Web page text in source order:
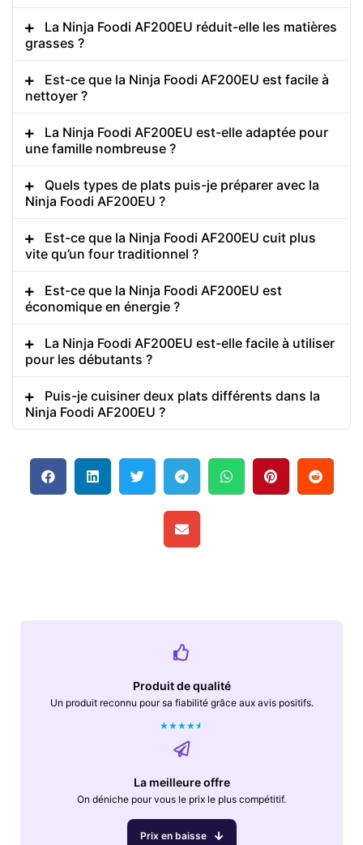
La Ninja Foodi AF200EU réduit-elle les matières
grasses ?
Est-ce que la Ninja Foodi AF200EU est facile à
nettoyer ?
La Ninja Foodi AF200EU est-elle adaptée pour
une famille nombreuse ?
Quels types de plats puis-je préparer avec la
Ninja Foodi AF200EU ?
Est-ce que la Ninja Foodi AF200EU cuit plus
vite qu’un four traditionnel ?
Est-ce que la Ninja Foodi AF200EU est
économique en énergie ?
La Ninja Foodi AF200EU est-elle facile à utiliser
pour les débutants ?
Puis-je cuisiner deux plats différents dans la
Ninja Foodi AF200EU ?
Produit de qualité
Un produit reconnu pour sa fiabilité grâce aux avis positifs.
★★★★★
La meilleure offre
On déniche pour vous le prix le plus compétitif.
Prix en baisse